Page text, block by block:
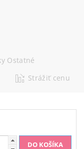
Ostatné
Strážiť cenu